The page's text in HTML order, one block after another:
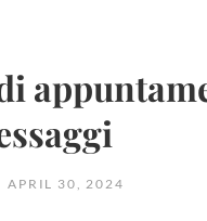
APRIL 30, 2024